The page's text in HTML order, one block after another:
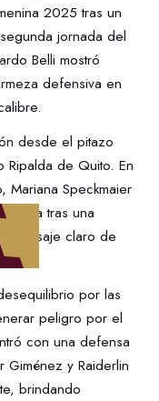
2025 tras un
jornada del
Belli mostró
defensiva en
desde el pitazo
Ripalda de Quito. En
Mariana Speckmaier
tras una
mensaje claro de
por las
peligro por el
con una defensa
y Raiderlin
brindando